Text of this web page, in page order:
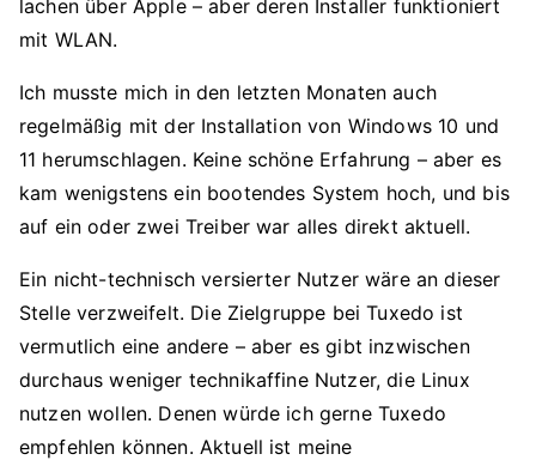
lachen über Apple – aber deren Installer funktioniert
mit WLAN.
Ich musste mich in den letzten Monaten auch
regelmäßig mit der Installation von Windows 10 und
11 herumschlagen. Keine schöne Erfahrung – aber es
kam wenigstens ein bootendes System hoch, und bis
auf ein oder zwei Treiber war alles direkt aktuell.
Ein nicht-technisch versierter Nutzer wäre an dieser
Stelle verzweifelt. Die Zielgruppe bei Tuxedo ist
vermutlich eine andere – aber es gibt inzwischen
durchaus weniger technikaffine Nutzer, die Linux
nutzen wollen. Denen würde ich gerne Tuxedo
empfehlen können. Aktuell ist meine